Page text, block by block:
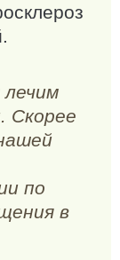
Скорее
по
в